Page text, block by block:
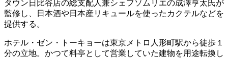
タウン日比谷店の総支配人兼シェフソムリエの成澤亨太氏が
監修し、日本酒や日本産リキュールを使ったカクテルなどを
提供する。
ホテル・ゼン・トーキョーは東京メトロ人形町駅から徒歩１
分の立地。かつて料亭として営業していた建物を用途転換し